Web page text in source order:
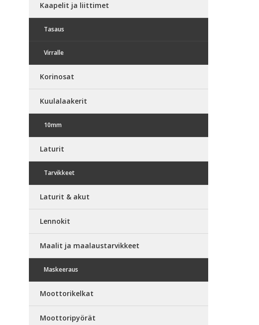
Kaapelit ja liittimet
Tasaus
Virralle
Korinosat
Kuulalaakerit
10mm
Laturit
Tarvikkeet
Laturit & akut
Lennokit
Maalit ja maalaustarvikkeet
Maskeeraus
Moottorikelkat
Moottoripyörät